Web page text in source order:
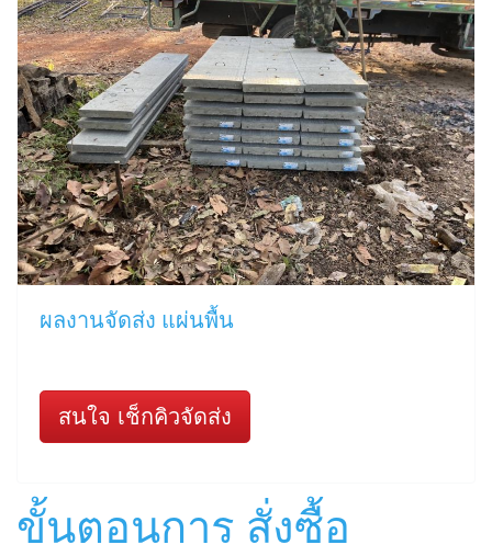
ผลงานจัดส่ง แผ่นพื้น
สนใจ เช็กคิวจัดส่ง
ขั้นตอนการ สั่งซื้อ